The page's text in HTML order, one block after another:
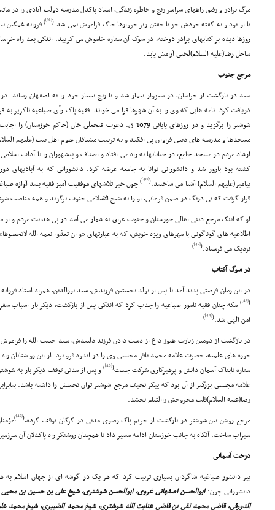
مرگ برادر و رفیق راههاى سراسر رنج و خاطره زندگى، استاد پاکدل مدرسه دولت آبادى را در
با او بود و به گفته خودش جز با خفتن زیر خروارها خاک فراموش نمى شد.(
[36]
)فرزانه غمگین
روزها دیده بر کتابهاى برادر دوخته، در سوگ آن ستاره خاموش مى گریید. اندکى بعد راه
ساحل رضا(علیه السلام)لختى آرامش یابد.
مرجع جنوب
سید در بازگشت از خراسان، در سبزوار بیمار شد و با رنج بسیار خود را به اصفهان رساند.
دریافت کرد. نامه هایى که وى را به آن شهرها فرا مى خواند. فقیه پاک رأى صباغیه ناگزیر به
شوشتر را برگزید و در روزهاى پایانى 1079 ق. دعوت فتحعلى خان (حاکم خوزستان) را اجابت کرد و به شوشتر پاى نهاد.
مسجدها و مدرسه هاى دینى فراوان پى افکند و به تربیت مشتاقان علوم اهل بیت (علیهم
ارشاد مردم در مسجد جامع، در خیابانها به راه مى افتاد و اصناف و پیشهوران را با آداب
کشته بود بارور شد و دانشورانى توانا به جامعه عرضه کرد. دانشورانى که به آبادیهاى
پیامبر(علیهم السلام) آشنا مى ساختند.(
[40]
)چون خبر تلاشهاى موفقیت آمیز فقیه بلند آوازه
قرار گرفت که بى درنگ در ضمن فرمانى، او را به شیخ الاسلامى جنوب برگزید و همه مناصب
او که اینک مرجع دینى اهالى خوزستان و جنوب عراق به شمار مى آمد در پى هدایت مردم و از
اطلاعیه هاى گوناگونى با مهرهاى ویژه خویش، که به عبارتهاى «و ان تعدّوا نعمة الله لاتحصوها»
نزدیک مى فرستاد.(
[42]
)
در سوگ آفتاب
در این زمان فرصتى پدید آمد تا پس از تولد نخستین فرزندش، سید نورالدین، همراه استاد
(
[43]
)
امن الهى شد.(
[44]
)
در بازگشت از دومین زیارت هنوز داغ از دست دادن فرزند دلبندش، سید حبیب الله را فراموش
حوزه هاى علمیه، حضرت علامه محمد باقر مجلسى وى را در اندوه فرو برد. از این رو شتابان
ستاره تابناک آسمان دانش و پرهیزگارى شرکت جست(
[46]
)و پس از مدتى توقف دیگر بار به
علامه مجلسى بزرگتر از آن بود که پیکر نحیف مرجع شوشتر توان تحملش را داشته باشد.
رضا(علیه السلام)قلب مجروحش راالتیام بخشد.
مرجع روشن بین شوشتر در بازگشت از حریم پاک رضوى مدتى در گرگان توقف کرده،(
[47]
)
سیراب ساخت. آنگاه به جانب خوزستان ادامه مسیر داد تا همچنان روشنگر راه پاکدلان آن
درخت آسمانى
پیر دانشور صباغیه شاگردان بسیارى تربیت کرد که هر یک در گوشه اى از جهان اسلام
دانشورانى چون:ابوالحسن اصفهانى غروى، ابوالحسن شوشترى، شیخ على بن حسین بن محیى
الدورقى، قاضى محمد تقى بن قاضى عنایت الله شوشترى، شیخ محمد الضبیرى، شیخ محمد